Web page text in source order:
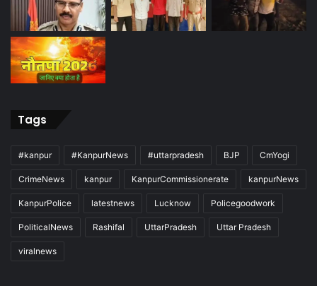
Tags
#kanpur #KanpurNews #uttarpradesh BJP CmYogi
CrimeNews kanpur KanpurCommissionerate kanpurNews
KanpurPolice latestnews Lucknow Policegoodwork
PoliticalNews Rashifal UttarPradesh Uttar Pradesh
viralnews